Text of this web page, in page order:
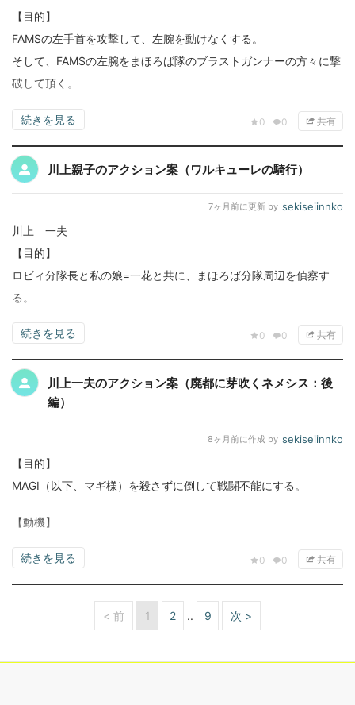
0 0 共有
【目的】
FAMSの左手首を攻撃して、左腕を動けなくする。
そして、FAMSの左腕をまほろば隊のブラストガンナーの方々に撃
破して頂く。
続きを見る
川上親子のアクション案（ワルキューレの騎行）
7ヶ月前に更新 by sekiseiinnko
0 0 共有
川上 一夫
【目的】
ロビィ分隊長と私の娘=一花と共に、まほろば分隊周辺を偵察す
る。
続きを見る
川上一夫のアクション案（廃都に芽吹くネメシス：後
編）
8ヶ月前に作成 by sekiseiinnko
0 0 共有
【目的】
MAGI（以下、マギ様）を殺さずに倒して戦闘不能にする。
【動機】
続きを見る
< 前 1 2 9 次 >